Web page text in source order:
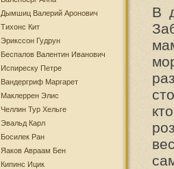
Дымшиц Валерий Аронович
Тихонс Кит
Эрикссон Гудрун
Беспалов Валентин Иванович
Испиреску Петре
Вандергриф Маргарет
Маклеррен Элис
Челлин Тур Хельге
Эвальд Карл
Босилек Ран
Яаков Авраам Бен
Кипинс Ицик
В